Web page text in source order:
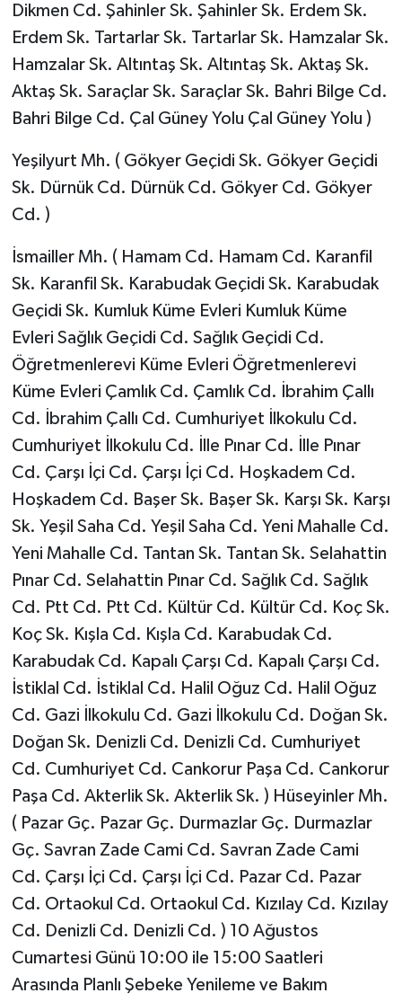
Dikmen Cd. Şahinler Sk. Şahinler Sk. Erdem Sk.
Erdem Sk. Tartarlar Sk. Tartarlar Sk. Hamzalar Sk.
Hamzalar Sk. Altıntaş Sk. Altıntaş Sk. Aktaş Sk.
Aktaş Sk. Saraçlar Sk. Saraçlar Sk. Bahri Bilge Cd.
Bahri Bilge Cd. Çal Güney Yolu Çal Güney Yolu )
Yeşilyurt Mh. ( Gökyer Geçidi Sk. Gökyer Geçidi
Sk. Dürnük Cd. Dürnük Cd. Gökyer Cd. Gökyer
Cd. )
İsmailler Mh. ( Hamam Cd. Hamam Cd. Karanfil
Sk. Karanfil Sk. Karabudak Geçidi Sk. Karabudak
Geçidi Sk. Kumluk Küme Evleri Kumluk Küme
Evleri Sağlık Geçidi Cd. Sağlık Geçidi Cd.
Öğretmenlerevi Küme Evleri Öğretmenlerevi
Küme Evleri Çamlık Cd. Çamlık Cd. İbrahim Çallı
Cd. İbrahim Çallı Cd. Cumhuriyet İlkokulu Cd.
Cumhuriyet İlkokulu Cd. İlle Pınar Cd. İlle Pınar
Cd. Çarşı İçi Cd. Çarşı İçi Cd. Hoşkadem Cd.
Hoşkadem Cd. Başer Sk. Başer Sk. Karşı Sk. Karşı
Sk. Yeşil Saha Cd. Yeşil Saha Cd. Yeni Mahalle Cd.
Yeni Mahalle Cd. Tantan Sk. Tantan Sk. Selahattin
Pınar Cd. Selahattin Pınar Cd. Sağlık Cd. Sağlık
Cd. Ptt Cd. Ptt Cd. Kültür Cd. Kültür Cd. Koç Sk.
Koç Sk. Kışla Cd. Kışla Cd. Karabudak Cd.
Karabudak Cd. Kapalı Çarşı Cd. Kapalı Çarşı Cd.
İstiklal Cd. İstiklal Cd. Halil Oğuz Cd. Halil Oğuz
Cd. Gazi İlkokulu Cd. Gazi İlkokulu Cd. Doğan Sk.
Doğan Sk. Denizli Cd. Denizli Cd. Cumhuriyet
Cd. Cumhuriyet Cd. Cankorur Paşa Cd. Cankorur
Paşa Cd. Akterlik Sk. Akterlik Sk. ) Hüseyinler Mh.
( Pazar Gç. Pazar Gç. Durmazlar Gç. Durmazlar
Gç. Savran Zade Cami Cd. Savran Zade Cami
Cd. Çarşı İçi Cd. Çarşı İçi Cd. Pazar Cd. Pazar
Cd. Ortaokul Cd. Ortaokul Cd. Kızılay Cd. Kızılay
Cd. Denizli Cd. Denizli Cd. ) 10 Ağustos
Cumartesi Günü 10:00 ile 15:00 Saatleri
Arasında Planlı Şebeke Yenileme ve Bakım